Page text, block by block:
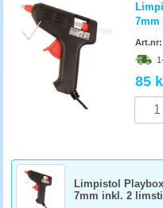
Art.nr:
85
Limpistol
7mm inkl. 2